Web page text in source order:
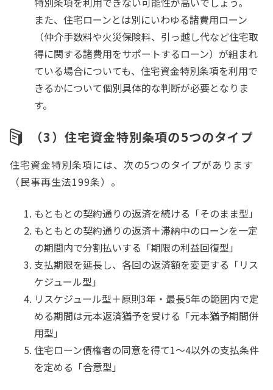
また、住宅ローンとは別にいわゆる諸費用ローン
（仲介手数料や火災保険料、引っ越し代など住宅取
得に関する諸費用をサポートするローン）が組まれ
ている場合についても、住宅資金特別条項を利用で
きるかについて個別具体的な判断が必要となりま
す。
（3）住宅資金特別条項の5つのタイプ
住宅資金特別条項には、次の5つのタイプがあります
（民事再生法199条）。
もともとの契約通りの返済を続ける「そのまま型」
もともとの契約通りの返済＋滞納中のローンを一定
の期間内で分割払いする「期限の利益回復型」
支払期限を延長し、各回の返済額を変更する「リス
ケジュール型」
リスケジュール型＋原則3年・最長5年の範囲内で定
める期間は元本返済猶予を受ける「元本猶予期間併
用型」
住宅ローン債権者の同意を得て1～4以外の支払条件
を定める「合意型」